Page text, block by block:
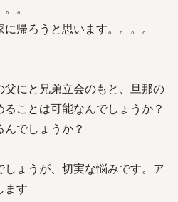
。
帰ろうと思います。。。。
にと兄弟立会のもと、旦那の
ことは可能なんでしょうか？
でしょうか？
ょうが、切実な悩みです。ア
ます